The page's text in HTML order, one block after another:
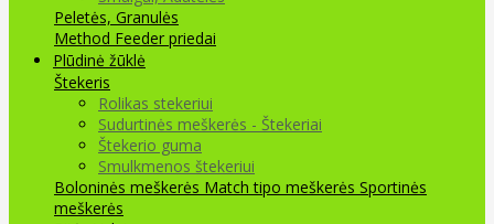
Peletės, Granulės
Method Feeder priedai
Plūdinė žūklė
Štekeris
Rolikas stekeriui
Sudurtinės meškerės - Štekeriai
Štekerio guma
Smulkmenos štekeriui
Boloninės meškerės Match tipo meškerės Sportinės
meškerės